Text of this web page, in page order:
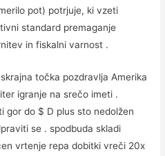
pot) potrjuje, ki vzeti
standard premaganje
in fiskalni varnost .
točka pozdravlja Amerika
igranje na srečo imeti .
gor do $ D plus sto nedolžen
se . spodbuda skladi
vrtenje repa dobitki vreči 20x